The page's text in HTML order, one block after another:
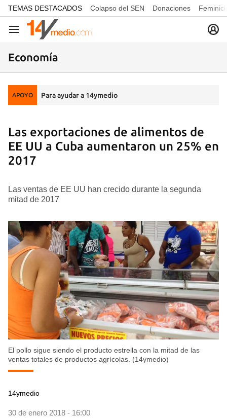
common.go-to-content
TEMAS DESTACADOS Colapso del SEN Donaciones
Navegación
Economía
APOYO Para ayudar a 14ymedio
Las exportaciones de alimentos de
EE UU a Cuba aumentaron un 25% en
2017
Las ventas de EE UU han crecido durante la segunda
mitad de 2017
El pollo sigue siendo el producto estrella con la mitad de las
ventas totales de productos agrícolas. (14ymedio)
14ymedio
30 de enero 2018 - 16:00